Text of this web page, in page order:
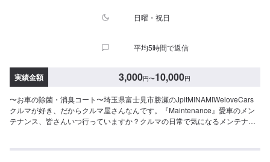
日曜・祝日
平均5時間で返信
実績金額 3,000円〜10,000円
〜お車の除菌・消臭コート〜埼玉県富士見市勝瀬のJpitMINAMIWeloveCars
クルマが好き、だからクルマ屋さんなんです。『Maintenance』愛車のメン
テナンス、皆さんいつ行っていますか？クルマの日常で気になるメンテナン
込みOK！⭕️』欲しくて買ったけどうまく付けられない、そんなご経験はあり